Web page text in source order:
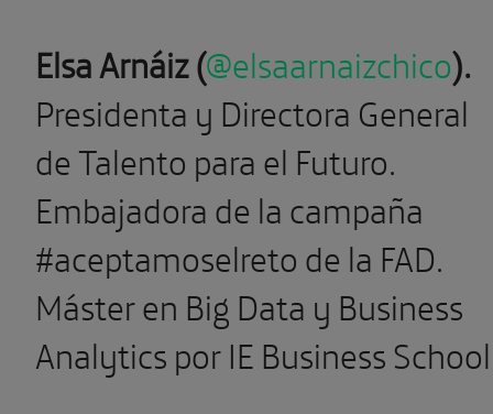
Elsa Arnáiz (@elsaarnaizchico).
Presidenta y Directora General
de Talento para el Futuro.
Embajadora de la campaña
#aceptamoselreto de la FAD.
Máster en Big Data y Business
Analytics por IE Business